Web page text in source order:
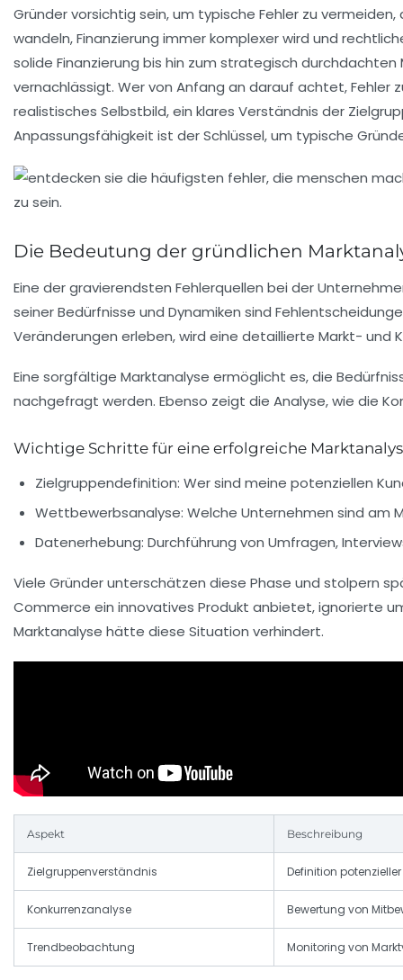
Gründer vorsichtig sein, um typische Fehler zu
wandeln, Finanzierung immer komplexer wird und
solide Finanzierung bis hin zum strategisch
vernachlässigt. Wer von Anfang an darauf achtet, Fehler
realistisches Selbstbild, ein klares Verständnis der
Anpassungsfähigkeit ist der Schlüssel, um typische
Die Bedeutung der gründlichen
Eine der gravierendsten Fehlerquellen bei der
seiner Bedürfnisse und Dynamiken sind
Veränderungen erleben, wird eine detaillierte Markt- und
Eine sorgfältige Marktanalyse ermöglicht es, die
nachgefragt werden. Ebenso zeigt die Analyse, wie die
Wichtige Schritte für eine erfolgreiche
Zielgruppendefinition: Wer sind meine potenziellen
Wettbewerbsanalyse: Welche Unternehmen sind am
Datenerhebung: Durchführung von Umfragen,
Viele Gründer unterschätzen diese Phase und stolpern
Commerce ein innovatives Produkt anbietet, ignorierte
Marktanalyse hätte diese Situation verhindert.
Aspekt Beschreibung
Zielgruppenverständnis Definition
Konkurrenzanalyse Bewertung von
Trendbeobachtung Monitoring von